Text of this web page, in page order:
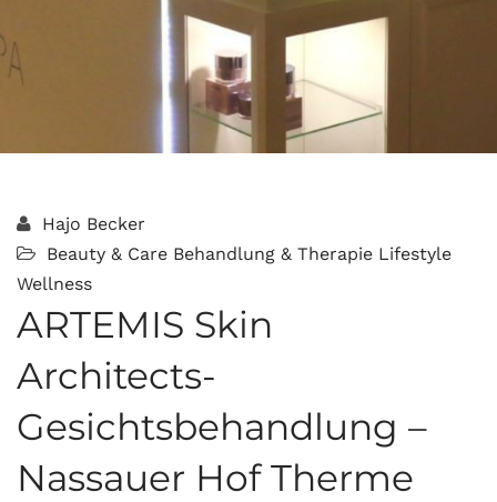
Hajo Becker
Beauty & Care Behandlung & Therapie Lifestyle
Wellness
ARTEMIS Skin
Architects-
Gesichtsbehandlung –
Nassauer Hof Therme